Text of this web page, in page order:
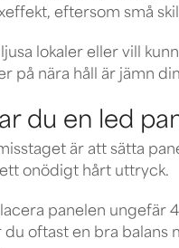
eftersom små
lokaler eller vill
på nära håll är jämn
du en led
är att sätta
onödigt hårt uttryck.
panelen ungefär
du oftast en bra